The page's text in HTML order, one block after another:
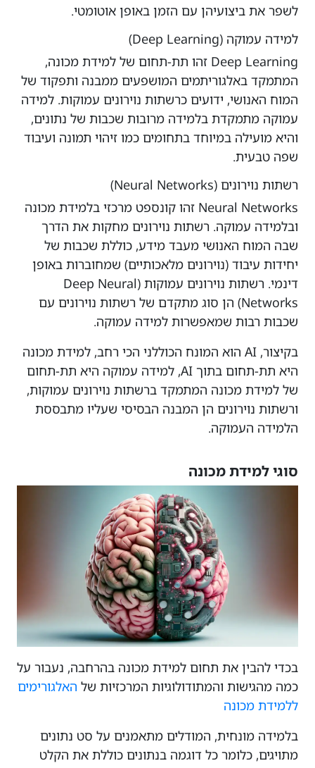
לשפר את ביצועיהן עם הזמן באופן אוטומטי.
למידה עמוקה (Deep Learning)
Deep Learning זהו תת-תחום של למידת מכונה,
המתמקד באלגוריתמים המושפעים ממבנה ותפקוד של
המוח האנושי, ידועים כרשתות נוירונים עמוקות. למידה
עמוקה מתמקדת בלמידה מרובות שכבות של נתונים,
והיא מועילה במיוחד בתחומים כמו זיהוי תמונה ועיבוד
שפה טבעית.
רשתות נוירונים (Neural Networks)
Neural Networks זהו קונספט מרכזי בלמידת מכונה
ובלמידה עמוקה. רשתות נוירונים מחקות את הדרך
שבה המוח האנושי מעבד מידע, כוללת שכבות של
יחידות עיבוד (נוירונים מלאכותיים) שמחוברות באופן
דינמי. רשתות נוירונים עמוקות (Deep Neural
Networks) הן סוג מתקדם של רשתות נוירונים עם
שכבות רבות שמאפשרות למידה עמוקה.
בקיצור, AI הוא המונח הכוללני הכי רחב, למידת מכונה
היא תת-תחום בתוך AI, למידה עמוקה היא תת-תחום
של למידת מכונה המתמקד ברשתות נוירונים עמוקות,
ורשתות נוירונים הן המבנה הבסיסי שעליו מתבססת
הלמידה העמוקה.
סוגי למידת מכונה
בכדי להבין את תחום למידת מכונה בהרחבה, נעבור על
כמה מהגישות והמתודולוגיות המרכזיות של האלגורימים
ללמידת מכונה
בלמידה מונחית, המודלים מתאמנים על סט נתונים
מתויגים, כלומר כל דוגמה בנתונים כוללת את הקלט